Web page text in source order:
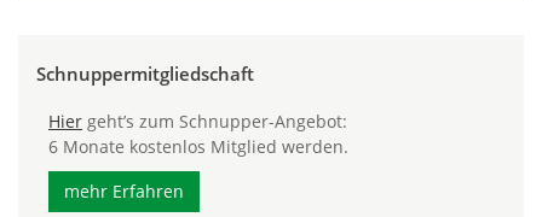
Schnuppermitgliedschaft
Hier geht’s zum Schnupper-Angebot:
6 Monate kostenlos Mitglied werden.
mehr Erfahren